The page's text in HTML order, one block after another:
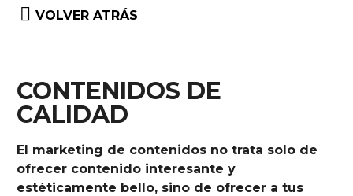

 VOLVER ATRÁS
CONTENIDOS DE
CALIDAD
El marketing de contenidos no trata solo de
ofrecer contenido interesante y
estéticamente bello, sino de ofrecer a tus